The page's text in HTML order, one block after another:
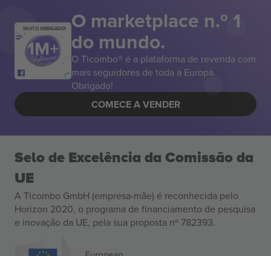
MUITO OBRIGADO! O marketplace n.º 1
do mundo.
O Ticombo® é a plataforma de revenda com
mais seguidores de toda a Europa.
Obrigado!
COMECE A VENDER
Selo de Excelência da Comissão da
UE
A Ticombo GmbH (empresa-mãe) é reconhecida pelo
Horizon 2020, o programa de financiamento de pesquisa
e inovação da UE, pela sua proposta nº 782393.